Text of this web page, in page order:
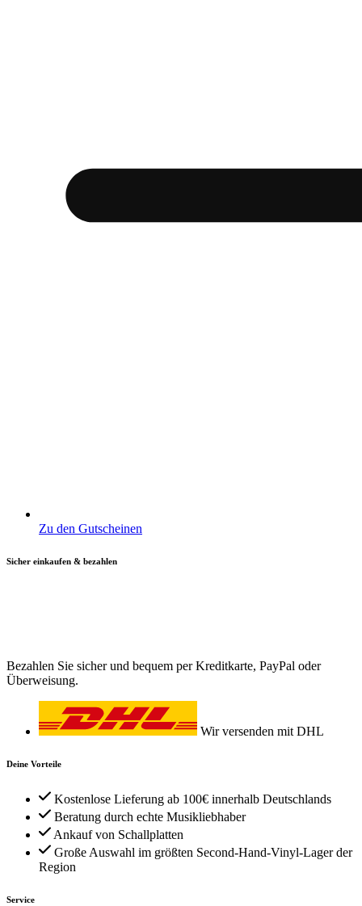
Zu den Gutscheinen
Sicher einkaufen & bezahlen
Bezahlen Sie sicher und bequem per Kreditkarte, PayPal oder
Überweisung.
Wir versenden mit DHL
Deine Vorteile
Kostenlose Lieferung ab 100€ innerhalb Deutschlands
Beratung durch echte Musikliebhaber
Ankauf von Schallplatten
Große Auswahl im größten Second-Hand-Vinyl-Lager der
Region
Service